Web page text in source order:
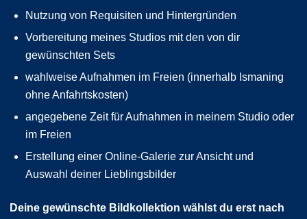
Nutzung von Requisiten und Hintergründen
Vorbereitung meines Studios mit den von dir
gewünschten Sets
wahlweise Aufnahmen im Freien (innerhalb Ismaning
ohne Anfahrtskosten)
angegebene Zeit für Aufnahmen in meinem Studio oder
im Freien
Erstellung einer Online-Galerie zur Ansicht und
Auswahl deiner Lieblingsbilder
Deine gewünschte Bildkollektion wählst du erst nach